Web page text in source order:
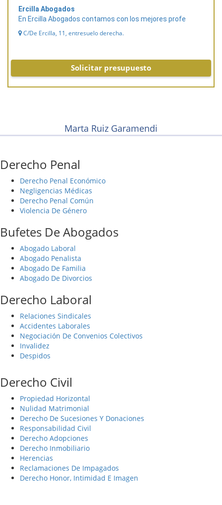
Ercilla Abogados
En Ercilla Abogados contamos con los mejores profe
C/De Ercilla, 11, entresuelo derecha.
Solicitar presupuesto
Marta Ruiz Garamendi
Derecho Penal
Derecho Penal Económico
Negligencias Médicas
Derecho Penal Común
Violencia De Género
Bufetes De Abogados
Abogado Laboral
Abogado Penalista
Abogado De Familia
Abogado De Divorcios
Derecho Laboral
Relaciones Sindicales
Accidentes Laborales
Negociación De Convenios Colectivos
Invalidez
Despidos
Derecho Civil
Propiedad Horizontal
Nulidad Matrimonial
Derecho De Sucesiones Y Donaciones
Responsabilidad Civil
Derecho Adopciones
Derecho Inmobiliario
Herencias
Reclamaciones De Impagados
Derecho Honor, Intimidad E Imagen